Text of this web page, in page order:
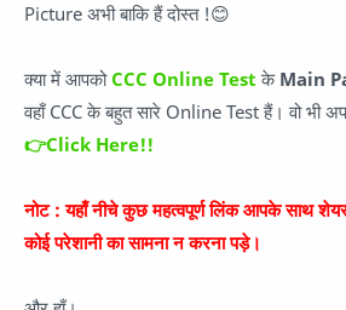
Picture अभी बाकि हैं दोस्त !😊
क्या में आपकोCCC Online Test के Main
वहाँ CCC के बहुत सारे Online Test हैं। वो भी
👉Click Here!!
नोट : यहाँ नीचे कुछ महत्वपूर्ण लिंक आपके साथ
कोई परेशानी का सामना न करना पड़े।